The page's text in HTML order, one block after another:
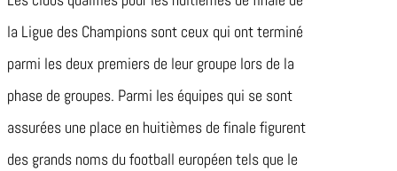
la Ligue des Champions sont ceux qui ont terminé
parmi les deux premiers de leur groupe lors de la
phase de groupes. Parmi les équipes qui se sont
assurées une place en huitièmes de finale figurent
des grands noms du football européen tels que le